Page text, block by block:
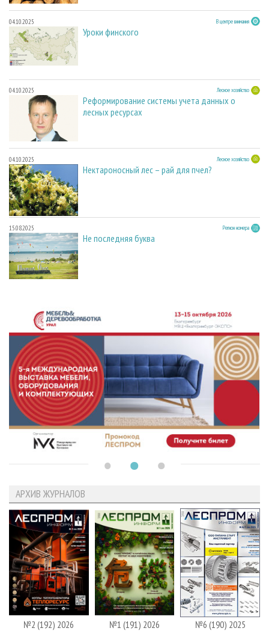
04.10.2025 В центре внимания
Уроки финского
04.10.2025 Лесное хозяйство
Реформирование системы учета данных о
лесных ресурсах
04.10.2025 Лесное хозяйство
Нектароносный лес – рай для пчел?
15.08.2025 Регион номера
Не последняя буква
АРХИВ ЖУРНАЛОВ
№2 (192) 2026 №1 (191) 2026 №6 (190) 2025